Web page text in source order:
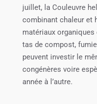
juillet, la Couleuvre
combinant chaleur et
matériaux
tas de compost,
peuvent investir le
congénères voire
année à l’autre.